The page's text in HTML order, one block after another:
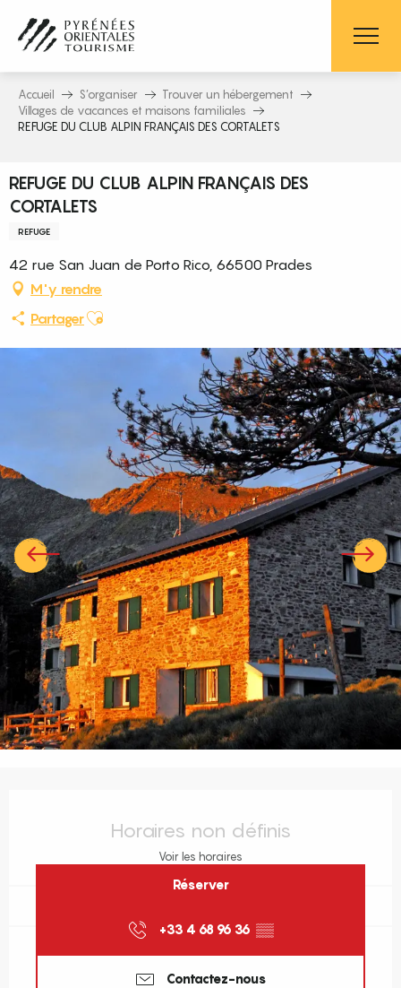
contenu
principal
Accueil S’organiser
Trouver un hébergement
Villages de vacances et maisons familiales
REFUGE DU CLUB ALPIN FRANÇAIS DES CORTALETS
REFUGE DU CLUB ALPIN FRANÇAIS DES
CORTALETS
REFUGE
42 rue San Juan de Porto Rico, 66500 Prades
M'y rendre
PartagerAjouter aux favoris
Horaires non définis
Voir les horaires
Réserver
+33 4 68 96 36 ▒▒
Contactez-nous